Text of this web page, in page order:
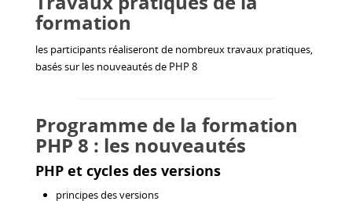
formation
les participants réaliseront de nombreux travaux pratiques,
basés sur les nouveautés de PHP 8
Programme de la formation
PHP 8 : les nouveautés
PHP et cycles des versions
principes des versions